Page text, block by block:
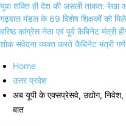
युवा शक्ति ही देश की असली ताकत: रेखा
गढ़वाल मंडल के 69 विशेष शिक्षकों को
वरिष्ठ कांग्रेस नेता एवं पूर्व कैबिनेट
शोक संवेदना व्यक्त करते कैबिनेट मंत्री
Home
उत्तर प्रदेश
अब यूपी के एक्सप्रेसवे, उद्योग, निवेश,
बात